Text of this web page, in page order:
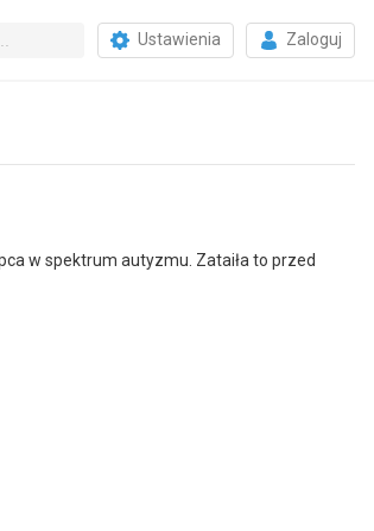
Ustawienia Zaloguj
w spektrum autyzmu. Zataiła to przed